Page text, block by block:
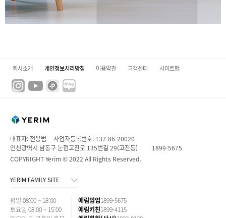
회사소개 개인정보처리방침 이용약관 고객센터 사이트맵
대표자: 전용범
사업자등록번호: 137-86-20020
인천광역시 남동구 논현고잔로 135번길 29(고잔동)
1899-5675
COPYRIGHT Yerim © 2022 All Rights Reserved.
YERIM FAMILY SITE
평일 08:00 ~ 18:00
토요일 08:00 ~ 15:00
예림임업1899-5675
예림키친1899-4115